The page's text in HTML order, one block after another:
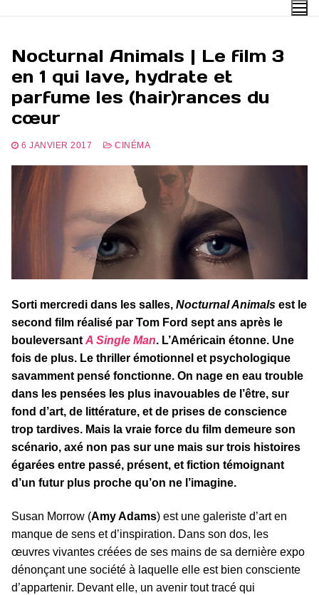
Nocturnal Animals | Le film 3
en 1 qui lave, hydrate et
parfume les (hair)rances du
cœur
6 JANVIER 2017 CINÉMA
Sorti mercredi dans les salles, Nocturnal Animals est le
second film réalisé par Tom Ford sept ans après le
bouleversant A Single Man. L’Américain étonne. Une
fois de plus. Le thriller émotionnel et psychologique
savamment pensé fonctionne. On nage en eau trouble
dans les pensées les plus inavouables de l’être, sur
fond d’art, de littérature, et de prises de conscience
trop tardives. Mais la vraie force du film demeure son
scénario, axé non pas sur une mais sur trois histoires
égarées entre passé, présent, et fiction témoignant
d’un futur plus proche qu’on ne l’imagine.
Susan Morrow (Amy Adams) est une galeriste d’art en
manque de sens et d’inspiration. Dans son dos, les
œuvres vivantes créées de ses mains de sa dernière expo
dénonçant une société à laquelle elle est bien consciente
d’appartenir. Devant elle, un avenir tout tracé qui